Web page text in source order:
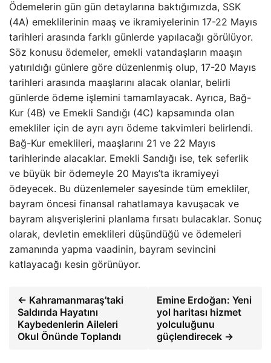
Ödemelerin gün gün detaylarına baktığımızda, SSK
(4A) emeklilerinin maaş ve ikramiyelerinin 17-22 Mayıs
tarihleri arasında farklı günlerde yapılacağı görülüyor.
Söz konusu ödemeler, emekli vatandaşların maaşın
yatırıldığı günlere göre düzenlenmiş olup, 17-20 Mayıs
tarihleri arasında maaşlarını alacak olanlar, belirli
günlerde ödeme işlemini tamamlayacak. Ayrıca, Bağ-
Kur (4B) ve Emekli Sandığı (4C) kapsamında olan
emekliler için de ayrı ayrı ödeme takvimleri belirlendi.
Bağ-Kur emeklileri, maaşlarını 21 ve 22 Mayıs
tarihlerinde alacaklar. Emekli Sandığı ise, tek seferlik
ve büyük bir ödemeyle 20 Mayıs’ta ikramiyeyi
ödeyecek. Bu düzenlemeler sayesinde tüm emekliler,
bayram öncesi finansal rahatlamaya kavuşacak ve
bayram alışverişlerini planlama fırsatı bulacaklar. Sonuç
olarak, devletin emeklileri düşündüğü ve ödemeleri
zamanında yapma vaadinin, bayram sevincini
katlayacağı kesin görünüyor.
← Kahramanmaraş’taki
Saldırıda Hayatını
Kaybedenlerin Aileleri
Okul Önünde Toplandı
Emine Erdoğan: Yeni
yol haritası hizmet
yolculuğunu
güçlendirecek →